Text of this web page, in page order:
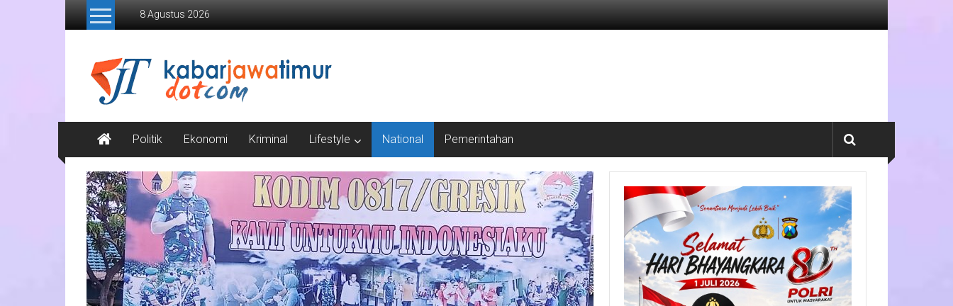
Lompat
8 Agustus 2026
Kabar
Jawa
Timur
Media
Online
Jawa
Timur
Politik Ekonomi Kriminal Lifestyle National Pemerintahan